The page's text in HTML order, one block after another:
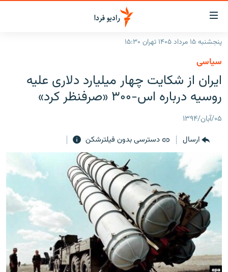
لینک‌های
قابلیت
دسترسی
بازگشت
منوی
اصلی
رفتن
صفحه
جستجو
ایران
جهان
برنامه‌های رادیویی
فرکانس‌ها
پادکست
چندرسانه‌ای
گزارش‌های تصویری
گزارش‌های ویدئویی
زنان فردا
English
به ما بپیوندید
پنجشنبه ۱۵ مرداد ۱۴۰۵ تهران ۱۵:۳۰
سیاسی
ایران از شکایت چهار میلیارد دلاری علیه
روسیه درباره اس-۳۰۰ «صرفنظر کرد»
۰۵/آبان/۱۳۹۴
ارسال
دسترسی بدون فیلترشکن